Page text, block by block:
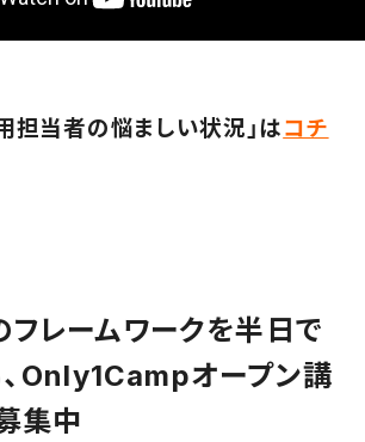
担当者の悩ましい状況」はコチ
レームワークを半日で
Only1Campオープン講
集中